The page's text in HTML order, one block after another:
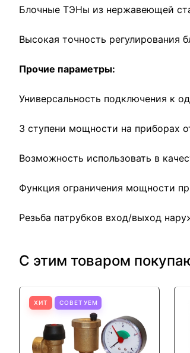
Блочные ТЭНы из нержавеющей
Высокая точность регулирования
Прочие параметры:
Универсальность подключения к
3 ступени мощности на приборах
Возможность использовать в
Функция ограничения мощности
Резьба патрубков вход/выход
С этим товаром
ХИТ СОВЕТУЕМ